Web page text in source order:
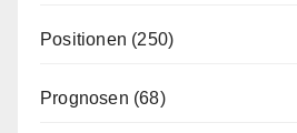
Positionen (250)
Prognosen (68)